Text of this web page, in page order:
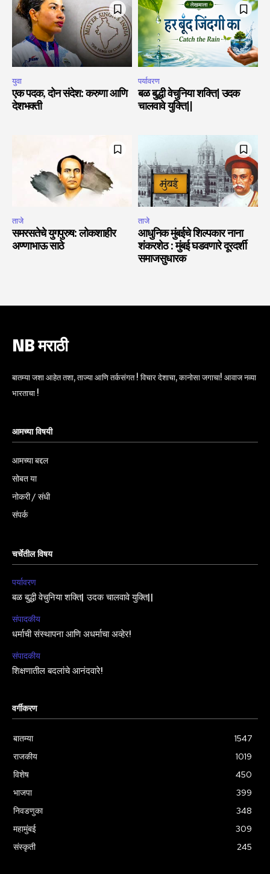
युवा
एक पदक, दोन संदेश: करुणा आणि
देशभक्ती
पर्यावरण
बळ बुद्धी वेचुनिया शक्ति| उदक
चालवावे युक्ति||
ताजे
समरसतेचे युगपुरुष: लोकशाहीर
अण्णाभाऊ साठे
ताजे
आधुनिक मुंबईचे शिल्पकार नाना
शंकरशेठ : मुंबई घडवणारे दूरदर्शी
समाजसुधारक
NB मराठी
बातम्या जशा आहेत तशा, ताज्या आणि तर्कसंगत ! विचार देशाचा, कानोसा जगाचा! आवाज नव्या
भारताचा !
आमच्या विषयी
आमच्या बद्दल
सोबत या
नोकरी / संधी
संपर्क
चर्चेतील विषय
पर्यावरण
बळ बुद्धी वेचुनिया शक्ति| उदक चालवावे युक्ति||
संपादकीय
धर्माची संस्थापना आणि अधर्माचा अव्हेर!
संपादकीय
शिक्षणातील बदलांचे आनंदवारे!
वर्गीकरण
बातम्या
1547
राजकीय
1019
विशेष
450
भाजपा
399
निवडणुका
348
महामुंबई
309
संस्कृती
245